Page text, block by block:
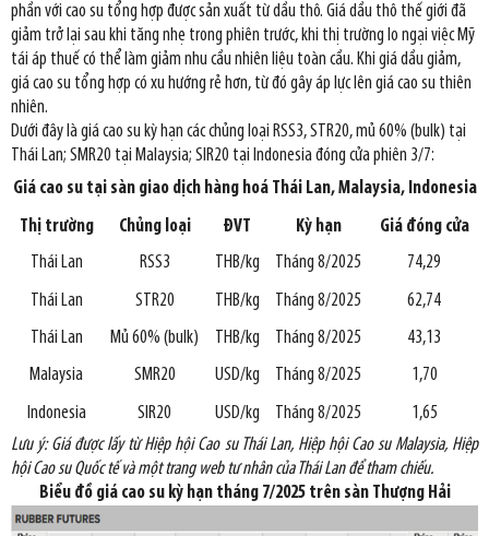
phần với cao su tổng hợp được sản xuất từ dầu thô. Giá dầu thô thế giới đã
giảm trở lại sau khi tăng nhẹ trong phiên trước, khi thị trường lo ngại việc Mỹ
tái áp thuế có thể làm giảm nhu cầu nhiên liệu toàn cầu. Khi giá dầu giảm,
giá cao su tổng hợp có xu hướng rẻ hơn, từ đó gây áp lực lên giá cao su thiên
nhiên.
Dưới đây là giá cao su kỳ hạn các chủng loại RSS3, STR20, mủ 60% (bulk) tại
Thái Lan; SMR20 tại Malaysia; SIR20 tại Indonesia đóng cửa phiên 3/7:
Giá cao su tại sàn giao dịch hàng hoá Thái Lan, Malaysia, Indonesia
Thị trường Chủng loại ĐVT Kỳ hạn
Giá đóng cửa
Thái Lan
RSS3 THB/kg Tháng 8/2025 74,29
Thái Lan STR20 THB/kg Tháng 8/2025
62,74
Thái Lan
Mủ 60% (bulk) THB/kg Tháng 8/2025
43,13
Malaysia
SMR20 USD/kg Tháng 8/2025 1,70
Indonesia SIR20 USD/kg Tháng 8/2025
1,65
Lưu ý: Giá được lấy từ Hiệp hội Caosu Thái Lan, Hiệp hội Cao su Malaysia, Hiệp
hội Cao su Quốc tế và một trang web tư nhân của Thái Lan để tham chiếu.
Biểu đồ giá cao su kỳ hạn tháng 7/2025 trên sàn Thượng Hải